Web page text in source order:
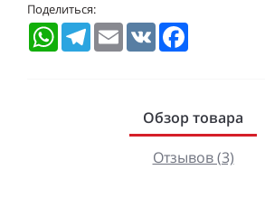
Поделиться:
WhatsAppTelegramEmail VK
Обзор товара
Отзывов (3)